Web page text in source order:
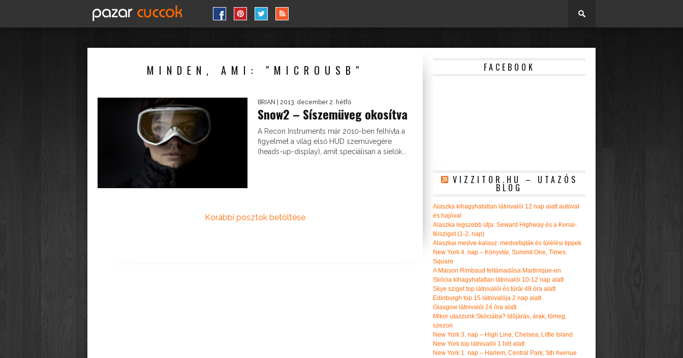
MINDEN, AMI: "MICROUSB"
BRIAN | 2013. december 2. hétfő
Snow2 – Síszemüveg okosítva
A Recon Instruments már 2010-ben felhívta a
figyelmet a világ első HUD szemüvegére
(heads-up-display), amit speciálisan a síelők...
Korábbi posztok betöltése
FACEBOOK
VIZZITOR.HU – UTAZÓS
BLOG
Alaszka kihagyhatatlan látnivalói 12 nap alatt autóval
és hajóval
Alaszka legszebb útja: Seward Highway és a Kenai-
félsziget (1-2. nap)
Alaszkai medve-kalauz: medvefajták és túlélési tippek
New York 4. nap – Könyvtár, Summit One, Times
Square
A Maison Rimbaud feltámadása Martinique-en
Skócia kihagyhatatlan látnivalói 10-12 nap alatt
Skye sziget top látnivalói és túrái 48 óra alatt
Edinburgh top 15 látnivalója 2 nap alatt
Glasgow látnivalói 24 óra alatt
Mikor utazzunk Skóciába? Időjárás, árak, tömeg,
szezon
New York 3. nap – High Line, Chelsea, Little Island
New York top látnivalói 1 hét alatt
New York 1. nap – Harlem, Central Park, 5th Avenue